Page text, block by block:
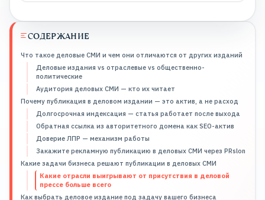
СОДЕРЖАНИЕ
Что такое деловые СМИ и чем они отличаются от других изданий
Деловые издания vs отраслевые vs общественно-
политические
Аудитория деловых СМИ — кто их читает
Почему публикация в деловом издании — это актив, а не расход
Долгосрочная индексация — статья работает после выхода
Обратная ссылка из авторитетного домена как SEO-актив
Доверие ЛПР — механизм работы
Закажите рекламную публикацию в деловых СМИ через PRslon
Какие задачи бизнеса решают публикации в деловых СМИ
Какие отрасли выигрывают от присутствия в деловой
прессе больше всего
Как выбрать деловое издание под задачу вашего бизнеса